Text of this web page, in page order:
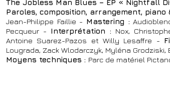
The Jobless Man Blues – EP « Nightfall
Paroles, composition, arrangement, piano
Jean-Philippe Faillie - Mastering :
Pecqueur - Interprétation : Nox,
Antoine Suarez-Pazos et Willy Lesaffre -
Lougrada, Zack Wlodarczyk, Myléna
Moyens techniques : Parc de matériel